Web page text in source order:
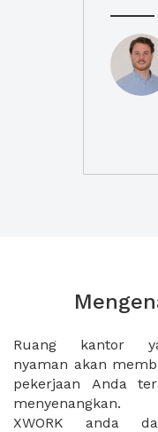
Ruang kantor
nyaman akan
pekerjaan Anda
XWORK anda
dapat
pengurusan
usaha baru
seperti surat
Tanda